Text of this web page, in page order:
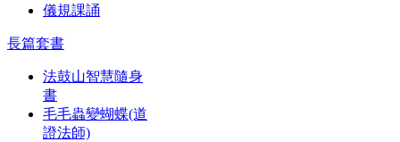
儀規課誦
長篇套書
法鼓山智慧隨身
書
毛毛蟲變蝴蝶(道
證法師)